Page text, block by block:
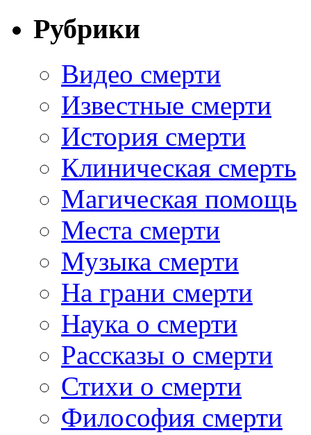
Рубрики
Видео смерти
Известные смерти
История смерти
Клиническая смерть
Магическая помощь
Места смерти
Музыка смерти
На грани смерти
Наука о смерти
Рассказы о смерти
Стихи о смерти
Философия смерти